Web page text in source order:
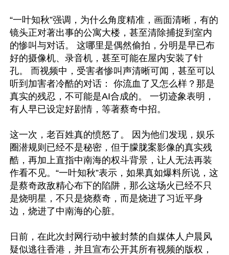
“一叶知秋”强调，为什么角度精准，画面清晰，有的
镜头正对著出事的公寓大楼，甚至清除捕捉到室内
的惨叫与对话。 这哪里是偶然偷拍，分明是早已布
好的摄像机、录音机，甚至可能在屋内安装了针
孔。 而视频中，受害者惨叫声清晰可闻，甚至可以
听到加害者冷酷的对话： 你流血了又怎么样？那是
真实的残忍，不可能是AI合成的。 一切迹象表明，
有人早已设定好剧情，等著蔡奇中招。
这一次，老百姓真的愤怒了。 因为他们发现，娱乐
圈潜规则已经不是秘密，但于朦胧案影像的真实残
酷，再加上直指中南海的权斗背景，让人无法再装
作看不见。“一叶知秋”表示，如果真如爆料所说，这
是蔡奇政敌精心布下的陷阱，那么这场火已经不只
是烧明星，不只是烧蔡奇，而是烧进了习近平身
边，烧进了中南海的心脏。
日前，在此次封网行动中被封禁的自媒体人户晨风
疑似逃往香港，并且宣布公开其所有视频的版权，